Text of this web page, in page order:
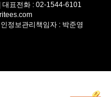
대표전화 : 02-1544-6101
정보관리책임자 : 박준영